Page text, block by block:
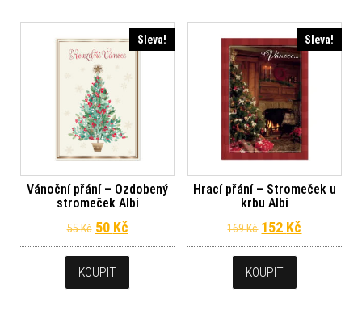
Sleva!
Vánoční přání – Ozdobený
stromeček Albi
55Kč Původní cena byla: 55 Kč.
50 KčAktuální cena je: 50 Kč.
KOUPIT
Sleva!
Hrací přání – Stromeček u
krbu Albi
169Kč Původní cena
152 Kč
KOUPIT